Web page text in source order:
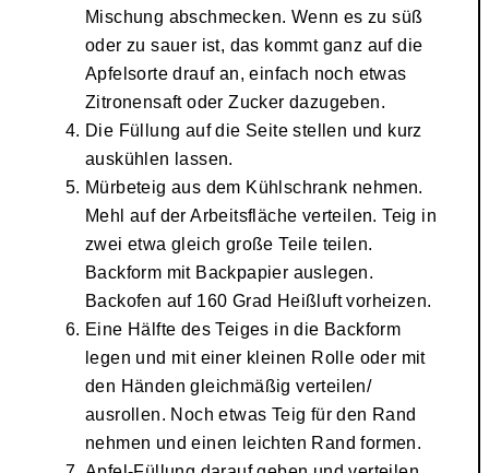
Mischung abschmecken. Wenn es zu süß
oder zu sauer ist, das kommt ganz auf die
Apfelsorte drauf an, einfach noch etwas
Zitronensaft oder Zucker dazugeben.
Die Füllung auf die Seite stellen und kurz
auskühlen lassen.
Mürbeteig aus dem Kühlschrank nehmen.
Mehl auf der Arbeitsfläche verteilen. Teig in
zwei etwa gleich große Teile teilen.
Backform mit Backpapier auslegen.
Backofen auf 160 Grad Heißluft vorheizen.
Eine Hälfte des Teiges in die Backform
legen und mit einer kleinen Rolle oder mit
den Händen gleichmäßig verteilen/
ausrollen. Noch etwas Teig für den Rand
nehmen und einen leichten Rand formen.